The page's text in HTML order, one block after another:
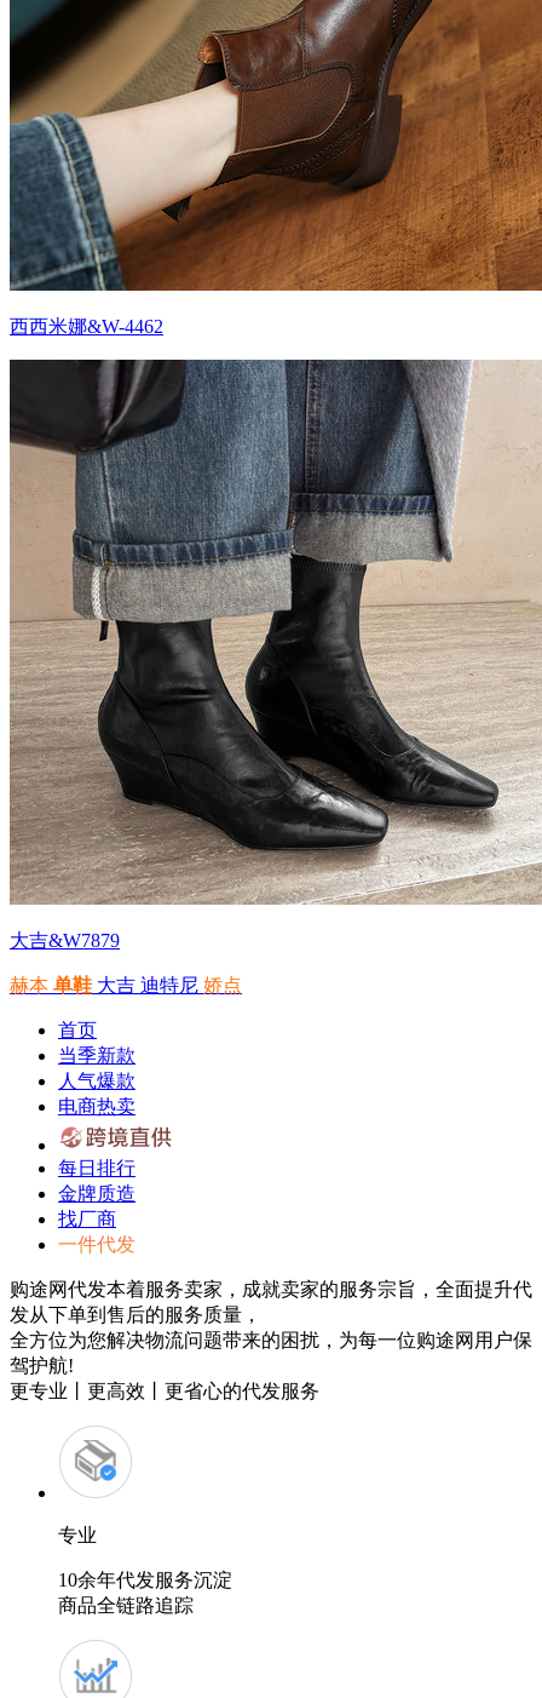
西西米娜&W-4462
大吉&W7879
赫本 单鞋 大吉 迪特尼 娇点
首页
当季新款
人气爆款
电商热卖
每日排行
金牌质造
找厂商
一件代发
购途网代发本着服务卖家，成就卖家的服务宗旨，全面提升代
发从下单到售后的服务质量，
全方位为您解决物流问题带来的困扰，为每一位购途网用户保
驾护航!
更专业丨更高效丨更省心的代发服务
专业
10余年代发服务沉淀
商品全链路追踪